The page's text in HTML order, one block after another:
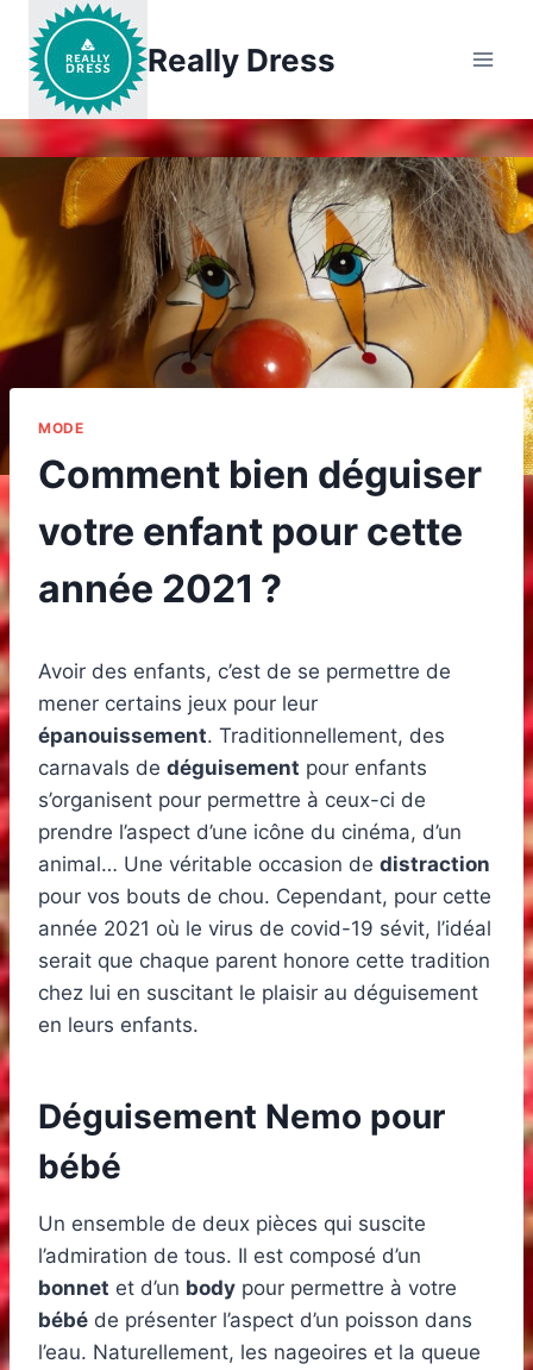
contenu
Really Dress
MODE
Comment bien déguiser
votre enfant pour cette
année 2021 ?
Avoir des enfants, c’est de se permettre de
mener certains jeux pour leur
épanouissement. Traditionnellement, des
carnavals de déguisement pour enfants
s’organisent pour permettre à ceux-ci de
prendre l’aspect d’une icône du cinéma, d’un
animal… Une véritable occasion de distraction
pour vos bouts de chou. Cependant, pour cette
année 2021 où le virus de covid-19 sévit, l’idéal
serait que chaque parent honore cette tradition
chez lui en suscitant le plaisir au déguisement
en leurs enfants.
Déguisement Nemo pour
bébé
Un ensemble de deux pièces qui suscite
l’admiration de tous. Il est composé d’un
bonnet et d’un body pour permettre à votre
bébé de présenter l’aspect d’un poisson dans
l’eau. Naturellement, les nageoires et la queue